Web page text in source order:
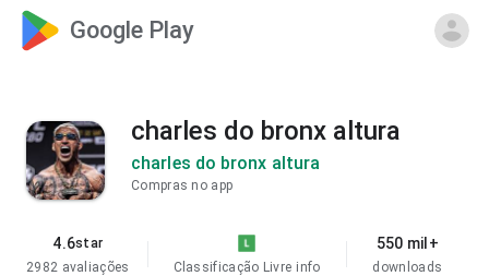
Google Play
charles do bronx altura
charles do bronx altura
Compras no app
4.6star
2982 avaliações
Classificação Livre info
550 mil+
downloads